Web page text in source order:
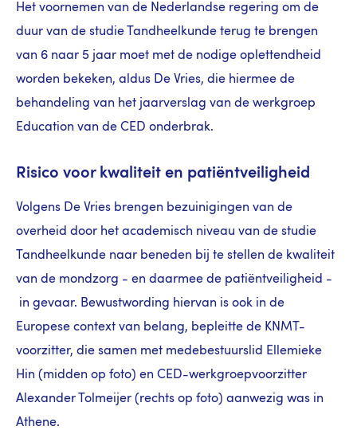
Het voornemen van de Nederlandse regering om de
duur van de studie Tandheelkunde terug te brengen
van 6 naar 5 jaar moet met de nodige oplettendheid
worden bekeken, aldus De Vries, die hiermee de
behandeling van het jaarverslag van de werkgroep
Education van de CED onderbrak.
Risico voor kwaliteit en patiëntveiligheid
Volgens De Vries brengen bezuinigingen van de
overheid door het academisch niveau van de studie
Tandheelkunde naar beneden bij te stellen de kwaliteit
van de mondzorg - en daarmee de patiëntveiligheid -
in gevaar. Bewustwording hiervan is ook in de
Europese context van belang, bepleitte de KNMT-
voorzitter, die samen met medebestuurslid Ellemieke
Hin (midden op foto) en CED-werkgroepvoorzitter
Alexander Tolmeijer (rechts op foto) aanwezig was in
Athene.